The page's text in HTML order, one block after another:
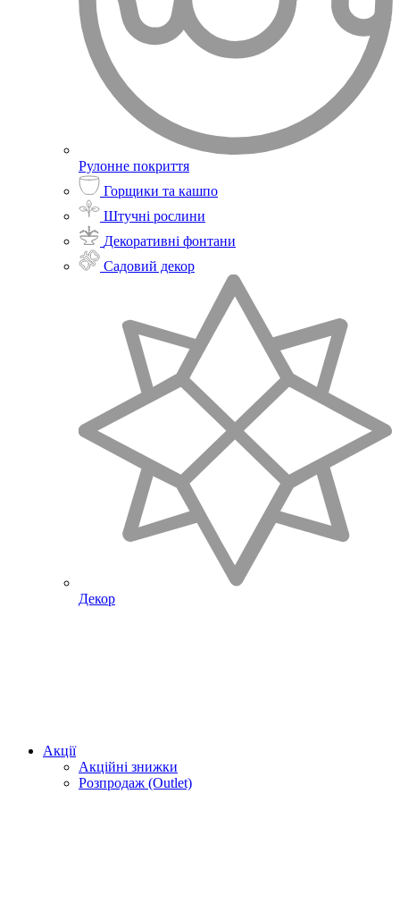
Рулонне покриття
Горщики та кашпо
Штучні рослини
Декоративні фонтани
Садовий декор
Декор
Акції
Акційні знижки
Розпродаж (Outlet)